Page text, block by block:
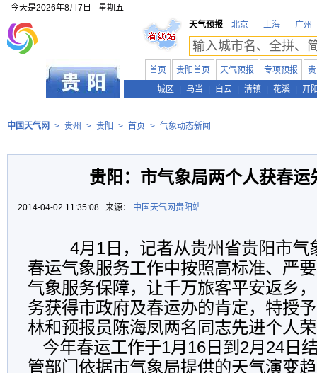
今天是2026年8月7日
星期五
天气预报
北京 上海 广州
首页 贵阳首页 天气预报 专项预报
城区
乌当 白云 清镇 花溪 开
中国天气网 > 贵州 > 贵阳 > 首页 > 气象动态新闻
贵阳：市气象局两个人获春运
2014-04-02 11:35:08 来源： 中国天气网贵阳站
4月1日，记者从贵州省贵阳市气
春运气象服务工作中按照高标准、严
气象服务保障，让千万旅客平安返乡
务获得市政府及春运办的肯定，特授
林和预报员陈海凤两名同志先进个人
今年春运工作于1月16日到2月24日
管部门依据市气象局提供的天气演变